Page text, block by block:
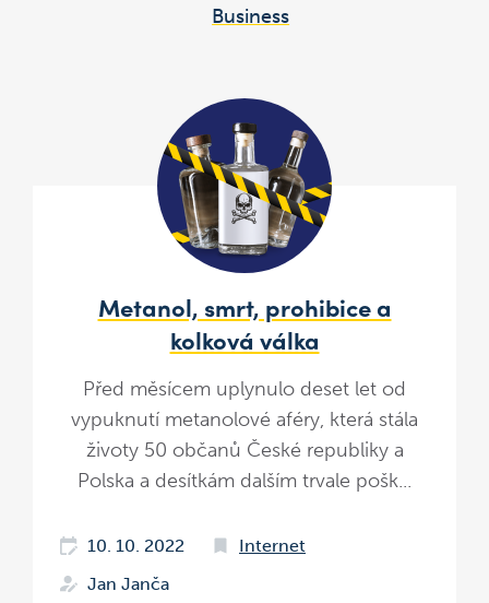
Business
Metanol, smrt, prohibice a
kolková válka
Před měsícem uplynulo deset let od
vypuknutí metanolové aféry, která stála
životy 50 občanů České republiky a
Polska a desítkám dalším trvale pošk...
10. 10. 2022
Internet
Jan Janča